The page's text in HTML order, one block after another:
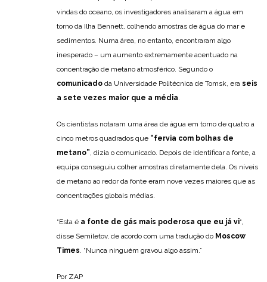
vindas do oceano, os investigadores analisaram a água em
torno da Ilha Bennett, colhendo amostras de água do mar e
sedimentos. Numa área, no entanto, encontraram algo
inesperado – um aumento extremamente acentuado na
concentração de metano atmosférico. Segundo o
comunicado da Universidade Politécnica de Tomsk, era seis
a sete vezes maior que a média.
Os cientistas notaram uma área de água em torno de quatro a
cinco metros quadrados que “fervia com bolhas de
metano”, dizia o comunicado. Depois de identificar a fonte, a
equipa conseguiu colher amostras diretamente dela. Os níveis
de metano ao redor da fonte eram nove vezes maiores que as
concentrações globais médias.
“Esta é a fonte de gás mais poderosa que eu já vi“,
disse Semiletov, de acordo com uma tradução do Moscow
Times. “Nunca ninguém gravou algo assim.”
Por ZAP